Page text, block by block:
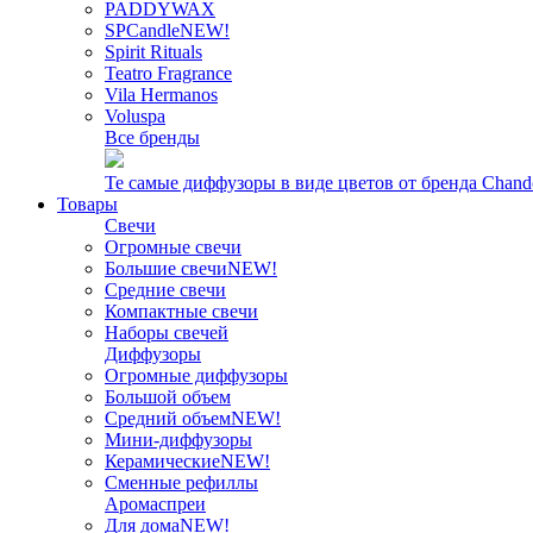
PADDYWAX
SPCandleNEW!
Spirit Rituals
Teatro Fragrance
Vila Hermanos
Voluspa
Все бренды
Те самые диффузоры в виде цветов от бренда
Товары
Свечи
Огромные свечи
Большие свечиNEW!
Средние свечи
Компактные свечи
Наборы свечей
Диффузоры
Огромные диффузоры
Большой объем
Средний объемNEW!
Мини-диффузоры
КерамическиеNEW!
Сменные рефиллы
Аромаспреи
Для домаNEW!